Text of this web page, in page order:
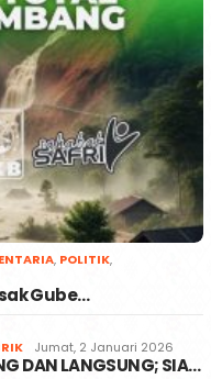
, POLITIK,
Gube…
Jumat, 2 Januari 2026
DAN LANGSUNG; SIA…